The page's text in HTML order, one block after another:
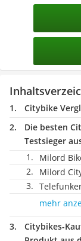
Citybike
Die besten
Testsieger
Milord
Milord
mehr
Citybikes-